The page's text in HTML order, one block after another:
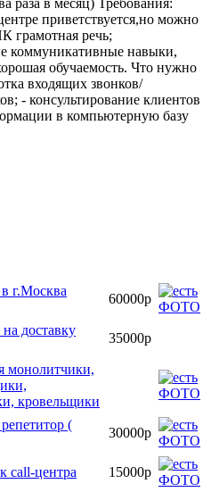
приветствуется,но можно
грамотная речь;
коммуникативные навыки,
обучаемость. Что нужно
входящих звонков/
- консультирование клиентов
в компьютерную базу
г.Москва
60000р
доставку
35000р
монолитчики,
кровельщики
(
30000р
call-центра 15000р